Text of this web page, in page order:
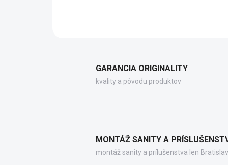
GARANCIA ORIGINALITY
kvality a pôvodu produktov
MONTÁŽ SANITY A
montáž sanity a prílušenstva len